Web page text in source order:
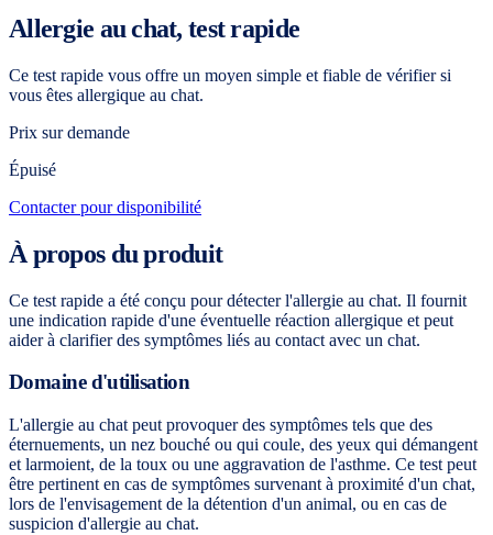
Allergie au chat, test rapide
Ce test rapide vous offre un moyen simple et fiable de vérifier si
vous êtes allergique au chat.
Prix sur demande
Épuisé
Contacter pour disponibilité
À propos du produit
Ce test rapide a été conçu pour détecter l'allergie au chat. Il fournit
une indication rapide d'une éventuelle réaction allergique et peut
aider à clarifier des symptômes liés au contact avec un chat.
Domaine d'utilisation
L'allergie au chat peut provoquer des symptômes tels que des
éternuements, un nez bouché ou qui coule, des yeux qui démangent
et larmoient, de la toux ou une aggravation de l'asthme. Ce test peut
être pertinent en cas de symptômes survenant à proximité d'un chat,
lors de l'envisagement de la détention d'un animal, ou en cas de
suspicion d'allergie au chat.